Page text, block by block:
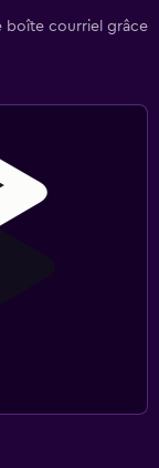
boîte courriel grâce